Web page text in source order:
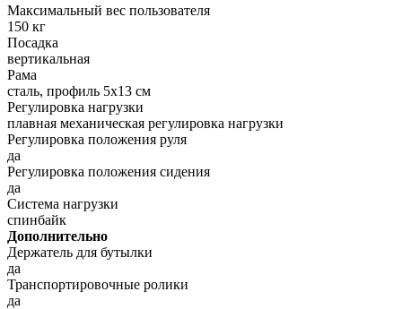
Максимальный вес пользователя
150 кг
Посадка
вертикальная
Рама
сталь, профиль 5х13 см
Регулировка нагрузки
плавная механическая регулировка нагрузки
Регулировка положения руля
да
Регулировка положения сидения
да
Система нагрузки
спинбайк
Дополнительно
Держатель для бутылки
да
Транспортировочные ролики
да